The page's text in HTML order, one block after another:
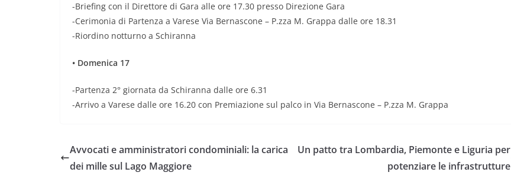
-Briefing con il Direttore di Gara alle ore 17.30 presso Direzione Gara
-Cerimonia di Partenza a Varese Via Bernascone – P.zza M. Grappa dalle ore 18.31
-Riordino notturno a Schiranna
• Domenica 17
-Partenza 2° giornata da Schiranna dalle ore 6.31
-Arrivo a Varese dalle ore 16.20 con Premiazione sul palco in Via Bernascone – P.zza M. Grappa
Avvocati e amministratori condominiali: la carica
dei mille sul Lago Maggiore
Un patto tra Lombardia, Piemonte e Liguria per
potenziare le infrastrutture